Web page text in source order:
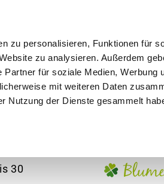
zu personalisieren, Funktionen für
zu analysieren. Außerdem
für soziale Medien, Werbung
mit weiteren Daten
Nutzung der Dienste gesammelt
Aktuelles Ratgeber